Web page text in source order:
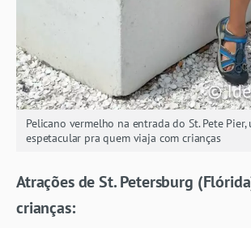
Pelicano vermelho na entrada do St. Pete
espetacular pra quem viaja com crianças
Atrações de St. Petersburg
crianças: